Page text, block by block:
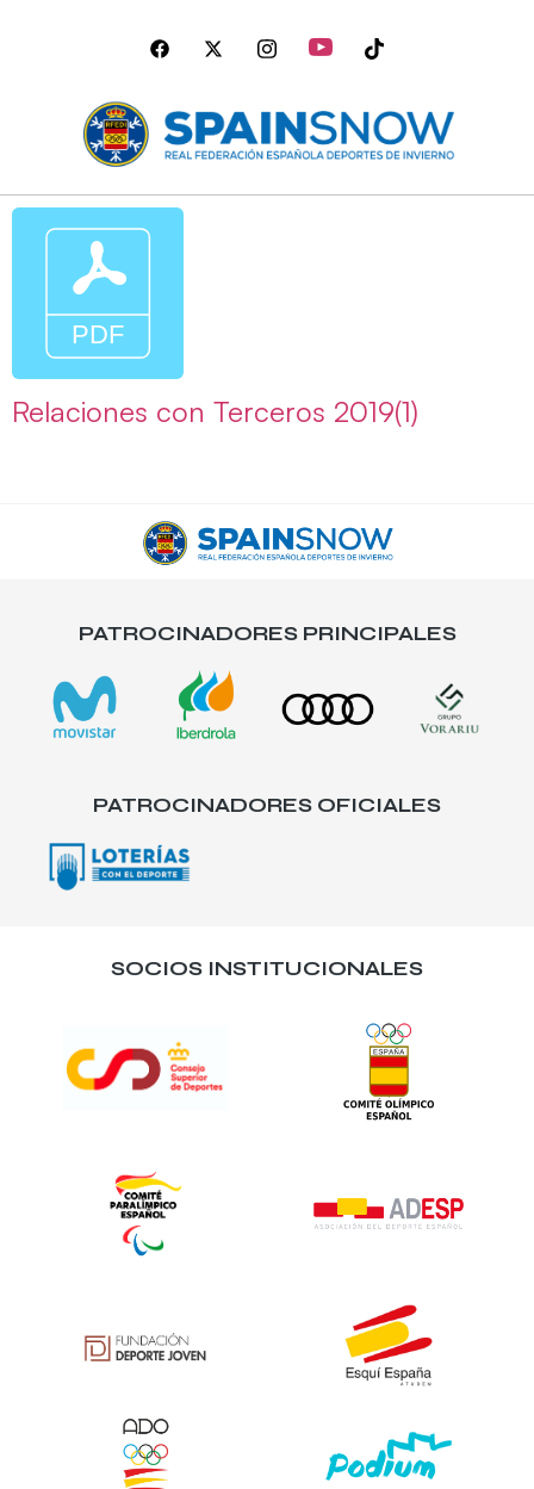
Relaciones con Terceros 2019(1)
PATROCINADORES PRINCIPALES
PATROCINADORES OFICIALES
SOCIOS INSTITUCIONALES